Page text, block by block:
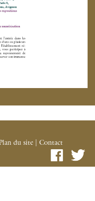
du site Contact